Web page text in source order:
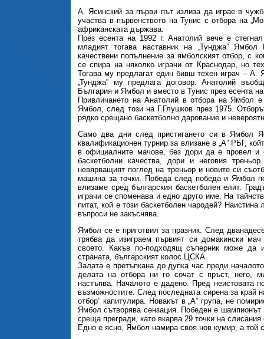
А. Ясинский за първи път излиза да играе в
участва в първенството на Тунис с отбора на
африканската държава.
През есента на 1992 г. Анатолий вече е
младият тогава наставник на „Тунджа”
качествени попълнение за ямболският отбор, с
се спира на няколко играчи от Краснодар, но
Тогава му предлагат един бивш техен играч – А.
„Тунджа” му предлага договор. Анатолий
България и Ямбол и вместо в Тунис през есента
Привличането на Анатолий в отбора на Ямбол
Ямбол, след този на Г.Глушков през 1975.
рядко срещано баскетболно дарование и
Само два дни след пристигането си в Ямбол
квалификационен турнир за влизане в „А” РБГ,
в официалните мачове, без дори да е провел и
баскетболни качества, дори и неговия
невярващият поглед на треньор и новите си
машина за точки. Победа след победа и Ямбол
влизаме сред българския баскетболен елит.
играчи се споменава и едно друго име. На
питат, кой е този баскетболен чародей?
въпроси не закъснява.
Ямбол се е приготвил за празник. След
трябва да изиграем първият си домакински
своето. Какъв по-подходящ съперник може да
страната, българският колос ЦСКА.
Залата е претъпкана до дупка час преди
делата на отбора ни го сочат с пръст, него,
настъпва. Началото е дадено. Пред неистовата
възможностите. След последната сирена за край
отбор” капитулира. Новакът в „А” група, не
Ямбол сътворява сензация. Победен е
среща прегради, като вкарва 29 точки на слисания
Едно е ясно, Ямбол намира своя нов кумир, а той